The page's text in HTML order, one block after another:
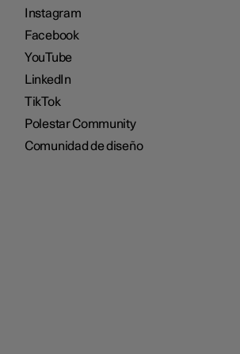
Instagram
Facebook
YouTube
LinkedIn
TikTok
Polestar Community
Comunidad de diseño